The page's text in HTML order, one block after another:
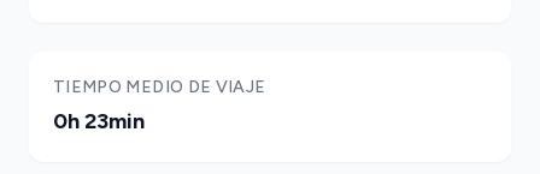
TIEMPO MEDIO DE VIAJE
0h 23min